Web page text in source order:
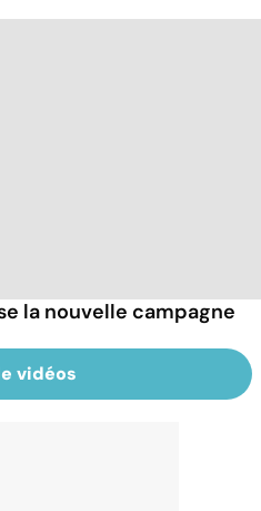
la nouvelle campagne
vidéos